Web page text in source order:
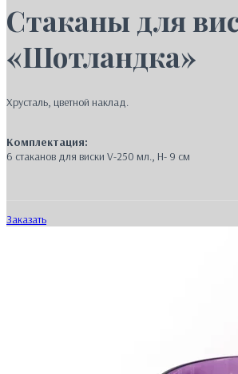
Стаканы для
«Шотландка»
Хрусталь, цветной наклад.
Комплектация:
6 стаканов для виски V-250 мл., Н- 9 см
Заказать